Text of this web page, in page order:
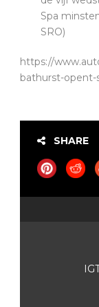
Spa
SRO)
https://
bathurst-opent-
SHARE